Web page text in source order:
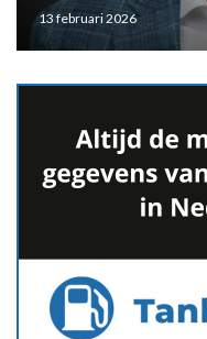
13 februari 2026